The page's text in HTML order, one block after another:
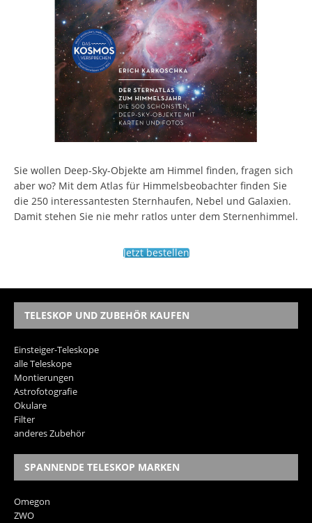
Sie wollen Deep-Sky-Objekte am Himmel finden, fragen sich
aber wo? Mit dem Atlas für Himmelsbeobachter finden Sie
die 250 interessantesten Sternhaufen, Nebel und Galaxien.
Damit stehen Sie nie mehr ratlos unter dem Sternenhimmel.
Jetzt bestellen
TELESKOP UND ZUBEHÖR KAUFEN
Einsteiger-Teleskope
alle Teleskope
Montierungen
Astrofotografie
Okulare
Filter
anderes Zubehör
SPANNENDE TELESKOP MARKEN
Omegon
ZWO